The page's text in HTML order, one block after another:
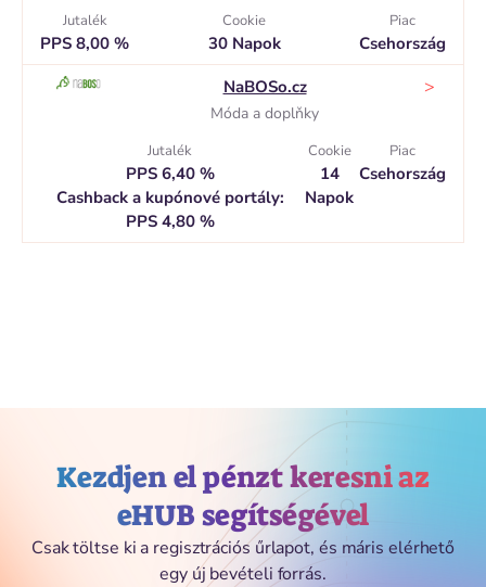
Jutalék
PPS 8,00 %
Cookie
30 Napok
Piac
Csehország
NaBOSo.cz
Móda a doplňky
>
Jutalék
PPS 6,40 %
Cashback a kupónové portály:
PPS 4,80 %
Cookie
14
Napok
Piac
Csehország
Kezdjen el pénzt keresni az
eHUB segítségével
Csak töltse ki a regisztrációs űrlapot, és máris elérhető
egy új bevételi forrás.